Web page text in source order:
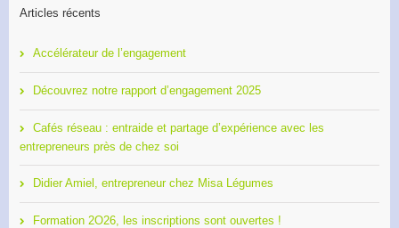
Articles récents
Accélérateur de l’engagement
Découvrez notre rapport d’engagement 2025
Cafés réseau : entraide et partage d’expérience avec les
entrepreneurs près de chez soi
Didier Amiel, entrepreneur chez Misa Légumes
Formation 2O26, les inscriptions sont ouvertes !